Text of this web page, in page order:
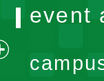
expand
event